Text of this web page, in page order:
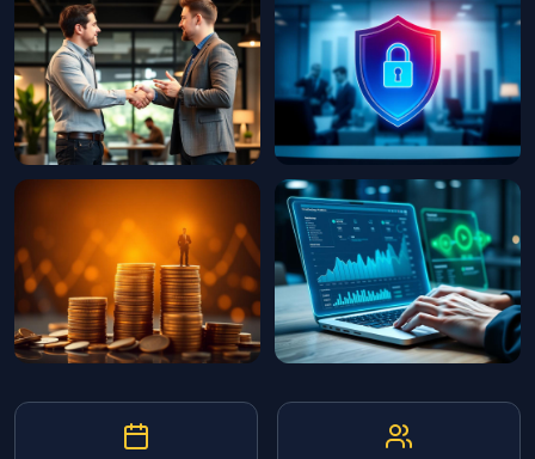
Инвестплатформы
Брокеры
Краудфандинг
Блоги